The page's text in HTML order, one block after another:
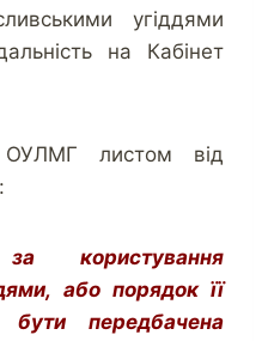
угіддями
на Кабінет
ОУЛМГ листом від
користування
або порядок її
бути передбачена